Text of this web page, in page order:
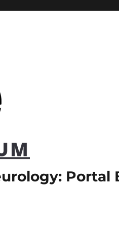
Portal